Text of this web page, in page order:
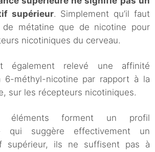
supérieur. Simplement qu’il faut
métatine que de nicotine pour
nicotiniques du cerveau.
également relevé une affinité
6-méthyl-nicotine par rapport à la
sur les récepteurs nicotiniques.
forment un profil
qui suggère effectivement un
supérieur, ils ne suffisent pas à